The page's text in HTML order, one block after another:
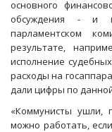
основного
обсуждения - и
парламентском
результате,
исполнение
расходы на
дали цифры по
«Коммунисты ушли,
можно работать,